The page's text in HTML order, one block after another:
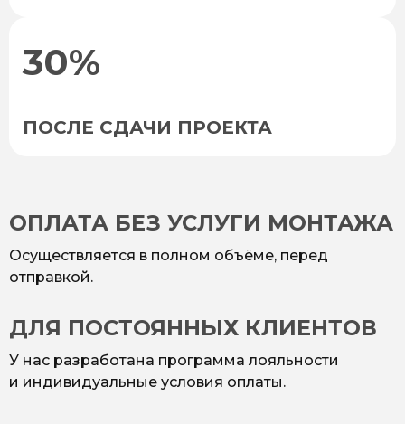
30%
ПОСЛЕ СДАЧИ ПРОЕКТА
ОПЛАТА БЕЗ УСЛУГИ МОНТАЖА
Осуществляется в полном объёме, перед
отправкой.
ДЛЯ ПОСТОЯННЫХ КЛИЕНТОВ
У нас разработана программа лояльности
и индивидуальные условия оплаты.